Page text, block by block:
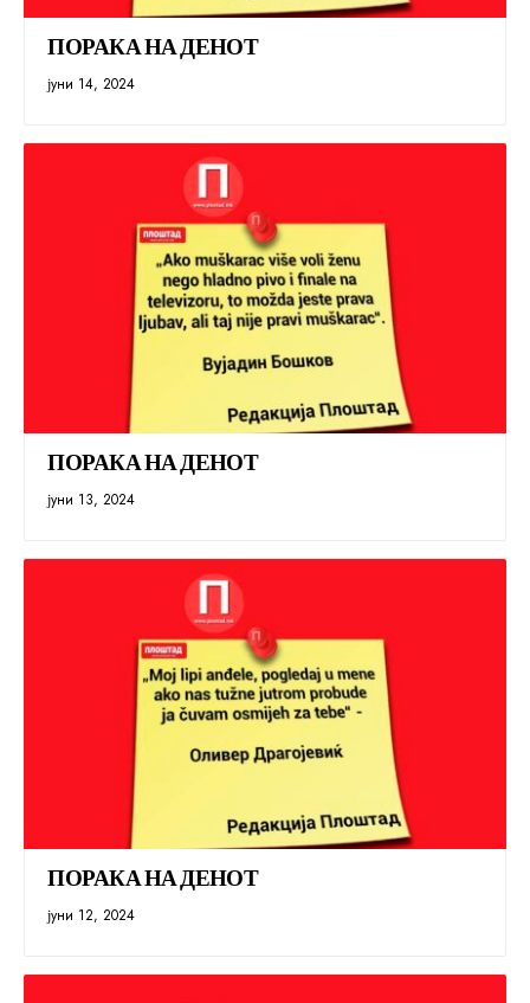
ПОРАКА НА ДЕНОТ
јуни 14, 2024
ПОРАКА НА ДЕНОТ
јуни 13, 2024
ПОРАКА НА ДЕНОТ
јуни 12, 2024